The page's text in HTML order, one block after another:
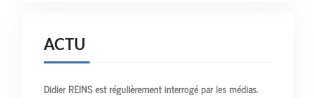
ACTU
Didier REINS est régulièrement interrogé par les médias.